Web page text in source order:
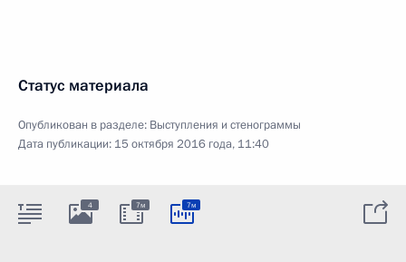
Статус материала
Опубликован в разделе: Выступления и стенограммы
Дата публикации: 15 октября 2016 года, 11:40
4 7м 7м